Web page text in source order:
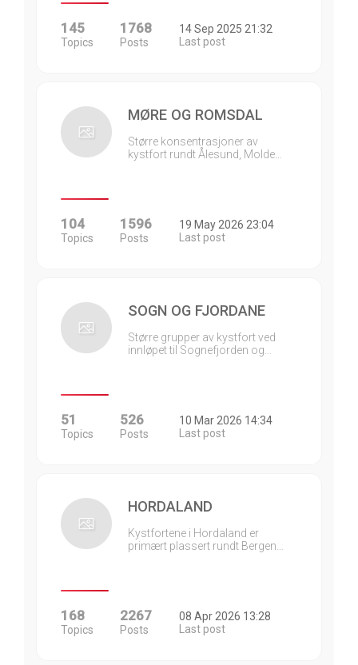
145
Topics
1768
Posts
14 Sep 2025 21:32
Last post
MØRE OG ROMSDAL
Større konsentrasjoner av
kystfort rundt Ålesund, Molde…
104
Topics
1596
Posts
19 May 2026 23:04
Last post
SOGN OG FJORDANE
Større grupper av kystfort ved
innløpet til Sognefjorden og…
51
Topics
526
Posts
10 Mar 2026 14:34
Last post
HORDALAND
Kystfortene i Hordaland er
primært plassert rundt Bergen…
168
Topics
2267
Posts
08 Apr 2026 13:28
Last post